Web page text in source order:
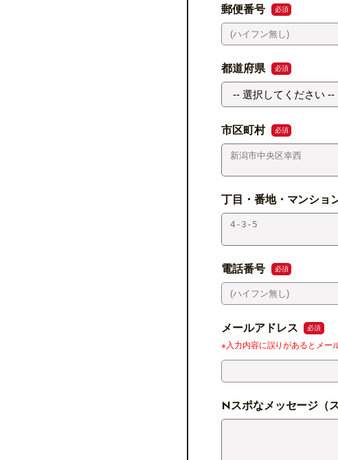
郵便番号 必須
都道府県 必須
市区町村 必須
丁目・番地・マンショ
電話番号 必須
メールアドレス 必須
※入力内容に誤りがあるとメー
Nスポなメッセージ（